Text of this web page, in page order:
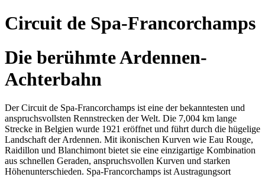
Circuit de Spa-Francorchamps
Die berühmte Ardennen-
Achterbahn
Der Circuit de Spa-Francorchamps ist eine der bekanntesten und
anspruchsvollsten Rennstrecken der Welt. Die 7,004 km lange
Strecke in Belgien wurde 1921 eröffnet und führt durch die hügelige
Landschaft der Ardennen. Mit ikonischen Kurven wie Eau Rouge,
Raidillon und Blanchimont bietet sie eine einzigartige Kombination
aus schnellen Geraden, anspruchsvollen Kurven und starken
Höhenunterschieden. Spa-Francorchamps ist Austragungsort